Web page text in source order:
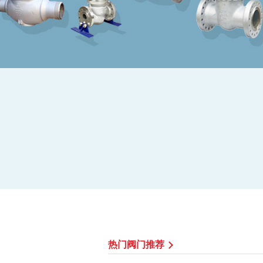
热门阀门推荐